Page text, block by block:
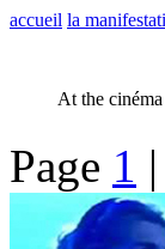
accueil la
At the cinéma
Page 1 |